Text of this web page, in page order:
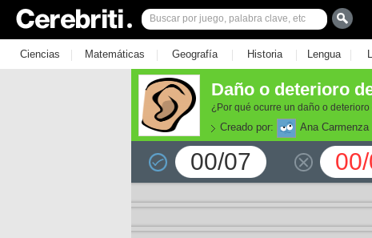
Ciencias | Matemáticas | Geografía | Historia | Lengua |
Daño o deterioro
¿Por qué ocurre un daño o
Creado por: Ana Carmenza
00/07